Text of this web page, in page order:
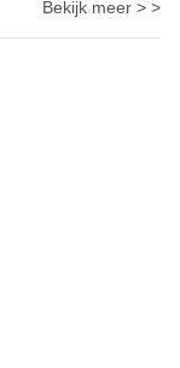
Bekijk meer > >